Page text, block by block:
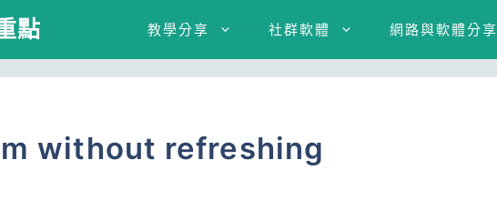
點 教學分享 社群軟體 網路與軟體分享
without refreshing